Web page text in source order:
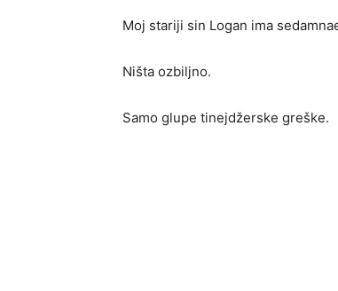
Moj stariji sin Logan ima
Ništa ozbiljno.
Samo glupe tinejdžerske greške.